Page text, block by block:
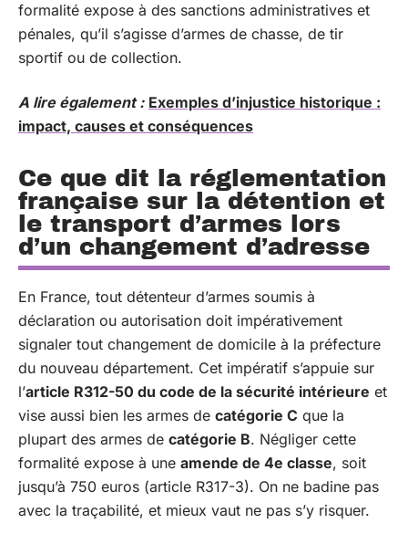
formalité expose à des sanctions administratives et
pénales, qu’il s’agisse d’armes de chasse, de tir
sportif ou de collection.
A lire également : Exemples d’injustice historique :
impact, causes et conséquences
Ce que dit la réglementation
française sur la détention et
le transport d’armes lors
d’un changement d’adresse
En France, tout détenteur d’armes soumis à
déclaration ou autorisation doit impérativement
signaler tout changement de domicile à la préfecture
du nouveau département. Cet impératif s’appuie sur
l’article R312-50 du code de la sécurité intérieure et
vise aussi bien les armes de catégorie C que la
plupart des armes de catégorie B. Négliger cette
formalité expose à une amende de 4e classe, soit
jusqu’à 750 euros (article R317-3). On ne badine pas
avec la traçabilité, et mieux vaut ne pas s’y risquer.